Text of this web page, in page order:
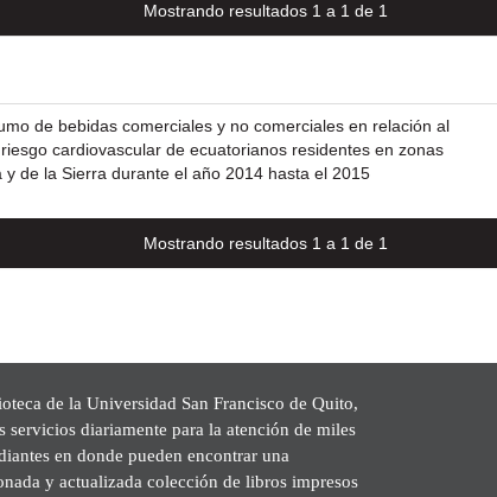
Mostrando resultados 1 a 1 de 1
de bebidas comerciales y no comerciales en relación al
cardiovascular de ecuatorianos residentes en zonas
y de la Sierra durante el año 2014 hasta el 2015
Mostrando resultados 1 a 1 de 1
de la Universidad San Francisco de Quito,
servicios diariamente para la atención de miles
en donde pueden encontrar una
y actualizada colección de libros impresos